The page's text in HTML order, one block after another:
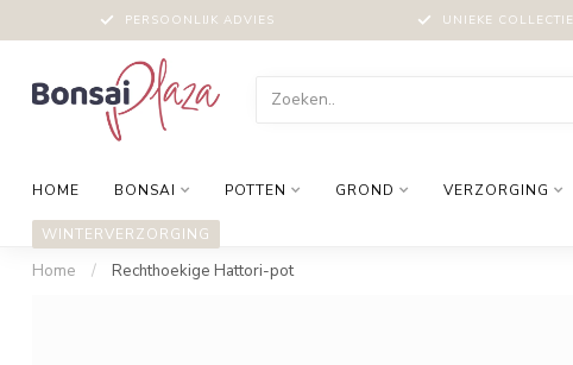
PERSOONLIJK ADVIES UNIEKE COLLECTIE
HOME BONSAI POTTEN GROND VERZORGING
WINTERVERZORGING
Home / Rechthoekige Hattori-pot